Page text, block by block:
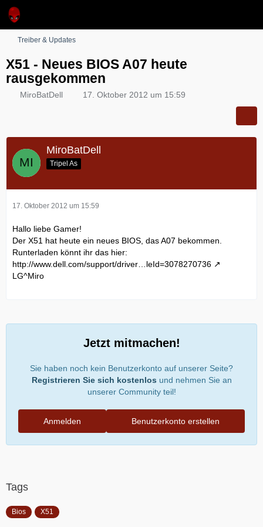
Treiber & Updates
X51 - Neues BIOS A07 heute
rausgekommen
MiroBatDell 17. Oktober 2012 um 15:59
MiroBatDell
Tripel As
17. Oktober 2012 um 15:59
Hallo liebe Gamer!
Der X51 hat heute ein neues BIOS, das A07 bekommen.
Runterladen könnt ihr das hier:
http://www.dell.com/support/driver…leId=3078270736
LG^Miro
Jetzt mitmachen!
Sie haben noch kein Benutzerkonto auf unserer Seite?
Registrieren Sie sich kostenlos und nehmen Sie an
unserer Community teil!
Benutzerkonto erstellen
Anmelden
Tags
Bios X51